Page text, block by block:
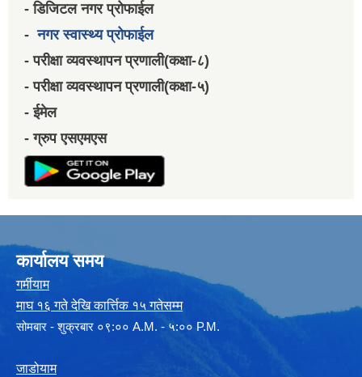
- डिजिटल नगर प्रोफाईल
-नगर स्वास्थ्य प्रोफाईल
- परीक्षा व्यवस्थापन प्रणाली(कक्षा-८)
- परीक्षा व्यवस्थापन प्रणाली(कक्षा-५)
- ईमेल
- ग्रुप एसएमएस
कार्यालय समय
गर्मीयाम
माघ १६ गते देखि कार्त्तिक १५ गतेसम्म
सोमबार - शुक्रबार ०९:०० A.M. - ५:०० P.M.
जाडोयाम